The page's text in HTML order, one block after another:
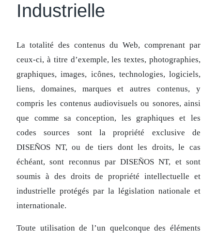
Industrielle
La totalité des contenus du Web, comprenant par
ceux-ci, à titre d’exemple, les textes, photographies,
graphiques, images, icônes, technologies, logiciels,
liens, domaines, marques et autres contenus, y
compris les contenus audiovisuels ou sonores, ainsi
que comme sa conception, les graphiques et les
codes sources sont la propriété exclusive de
DISEÑOS NT, ou de tiers dont les droits, le cas
échéant, sont reconnus par DISEÑOS NT, et sont
soumis à des droits de propriété intellectuelle et
industrielle protégés par la législation nationale et
internationale.
Toute utilisation de l’un quelconque des éléments